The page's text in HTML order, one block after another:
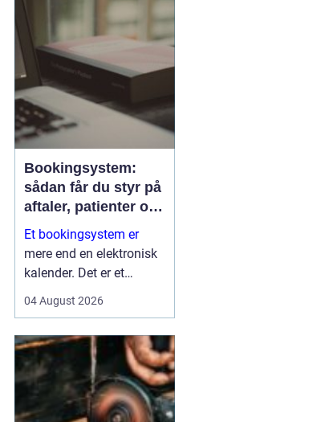
derfor ikke kun om...
Bookingsystem:
sådan får du styr på
aftaler, patienter og
tid
Et bookingsystem er
mere end en elektronisk
kalender. Det er et
klinikker, behandlere og
at få bedre overblik over
tid, ressourcer og
kontakt til patienter eller
kun...
04 August 2026